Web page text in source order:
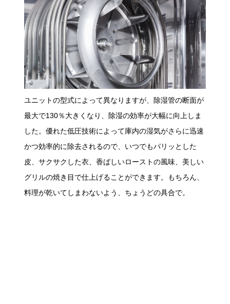
ユニットの型式によって異なりますが、除湿管の断面が
最大で130％大きくなり、除湿の効率が大幅に向上しま
した。優れた低圧技術によって庫内の湿気がさらに迅速
かつ効率的に除去されるので、いつでもパリッとした
皮、サクサクした衣、香ばしいローストの風味、美しい
グリルの焼き目で仕上げることができます。もちろん、
料理が乾いてしまわないよう、ちょうどの具合で。